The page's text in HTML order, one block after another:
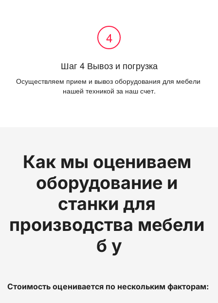
Шаг 4 Вывоз и погрузка
Осуществляем прием и вывоз оборудования для мебели
нашей техникой за наш счет.
Как мы оцениваем
оборудование и
станки для
производства мебели
б у
Стоимость оценивается по нескольким факторам: